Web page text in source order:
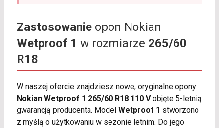
Zastosowanieopon Nokian
Wetproof 1 w rozmiarze 265/60
R18
W naszej ofercie znajdziesz nowe, oryginalne opony
Nokian Wetproof 1 265/60 R18 110 Vobjęte 5-letnią
gwarancją producenta. Model Wetproof 1 stworzono
z myślą o użytkowaniu w sezonie letnim. Do jego